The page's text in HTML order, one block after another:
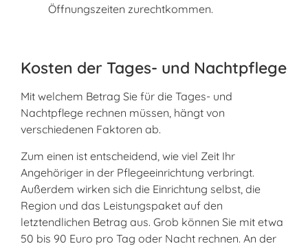
Öffnungszeiten zurechtkommen.
Kosten der Tages- und Nachtpflege
Mit welchem Betrag Sie für die Tages- und
Nachtpflege rechnen müssen, hängt von
verschiedenen Faktoren ab.
Zum einen ist entscheidend, wie viel Zeit Ihr
Angehöriger in der Pflegeeinrichtung verbringt.
Außerdem wirken sich die Einrichtung selbst, die
Region und das Leistungspaket auf den
letztendlichen Betrag aus. Grob können Sie mit etwa
50 bis 90 Euro pro Tag oder Nacht rechnen. An der